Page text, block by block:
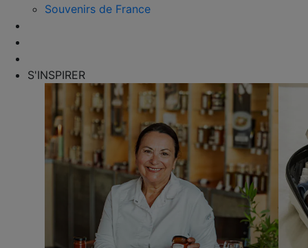
Souvenirs de France
S'INSPIRER